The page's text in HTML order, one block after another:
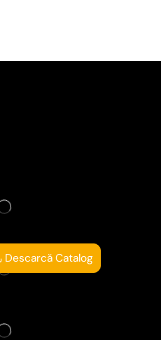
Descarcă Catalog